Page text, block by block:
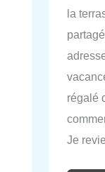
la
régalé
Je